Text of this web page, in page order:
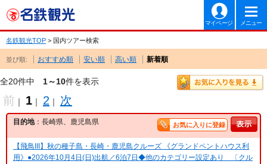
マイページ メニュー
名鉄観光TOP > 国内ツアー検索
並び順: おすすめ順 安い順 高い順 新着順
全20件中 1～10件を表示
前 ｜ 1 ｜ 2 ｜ 次
目的地：長崎県、鹿児島県 お気に入りに登録
【飛鳥III】秋の種子島・長崎・鹿児島クルーズ 《グランドペントハウス利
用》●2026年10月4日(日)出航／6泊7日◆他のカテゴリー設定あり 〔クル